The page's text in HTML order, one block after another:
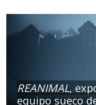
REANIMAL,
equipo sueco